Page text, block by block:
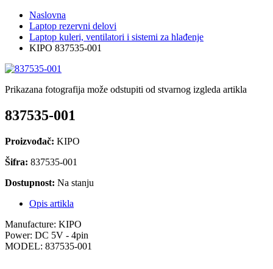
Naslovna
Laptop rezervni delovi
Laptop kuleri, ventilatori i sistemi za hlađenje
KIPO 837535-001
Prikazana fotografija može odstupiti od stvarnog izgleda artikla
837535-001
Proizvođač: KIPO
Šifra: 837535-001
Dostupnost: Na stanju
Opis artikla
Manufacture: KIPO
Power: DC 5V - 4pin
MODEL: 837535-001